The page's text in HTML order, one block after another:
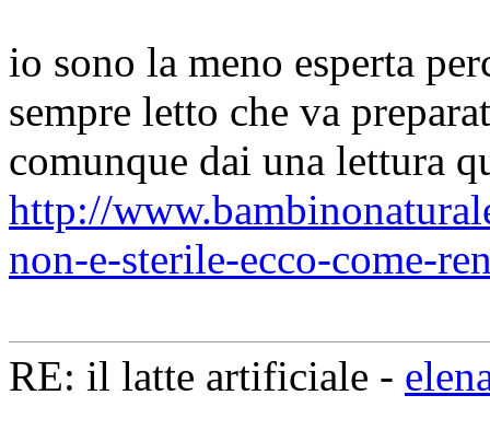
io sono la meno esperta
sempre letto che va
comunque dai una lettura
http://
non-e-sterile-ecco-come-
RE: il latte artificiale -